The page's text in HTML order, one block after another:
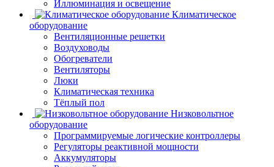
Иллюминация и освещение
Климатическое
оборудование
Вентиляционные решетки
Воздуховоды
Обогреватели
Вентиляторы
Люки
Климатическая техника
Тёплый пол
Низковольтное
оборудование
Программируемые логические контроллеры
Регуляторы реактивной мощности
Аккумуляторы